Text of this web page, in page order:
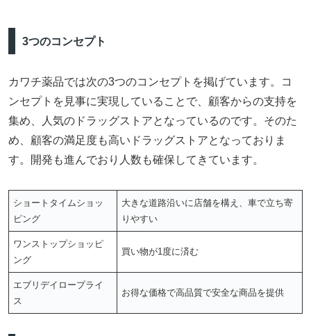
3つのコンセプト
カワチ薬品では次の3つのコンセプトを掲げています。コ
ンセプトを見事に実現していることで、顧客からの支持を
集め、人気のドラッグストアとなっているのです。そのた
め、顧客の満足度も高いドラッグストアとなっておりま
す。開発も進んでおり人数も確保してきています。
ショートタイムショッ
ピング
大きな道路沿いに店舗を構え、車で立ち寄
りやすい
ワンストップショッピ
ング
買い物が1度に済む
エブリデイロープライ
ス
お得な価格で高品質で安全な商品を提供